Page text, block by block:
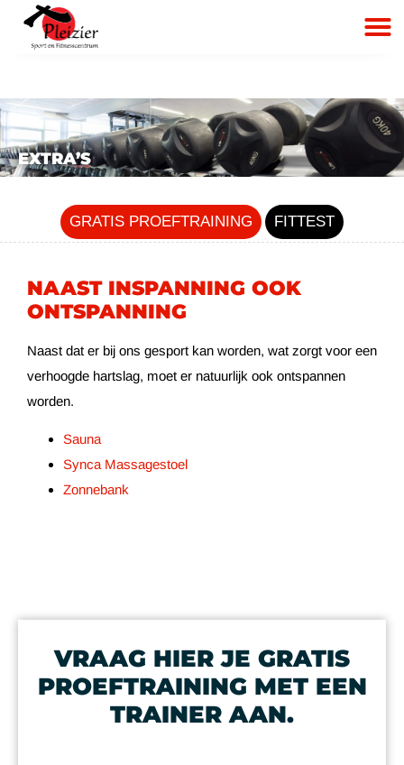
EXTRA’S
GRATIS PROEFTRAINING FITTEST
NAAST INSPANNING OOK
ONTSPANNING
Naast dat er bij ons gesport kan worden, wat zorgt voor een
verhoogde hartslag, moet er natuurlijk ook ontspannen
worden.
Sauna
Synca Massagestoel
Zonnebank
VRAAG HIER JE GRATIS
PROEFTRAINING MET EEN
TRAINER AAN.